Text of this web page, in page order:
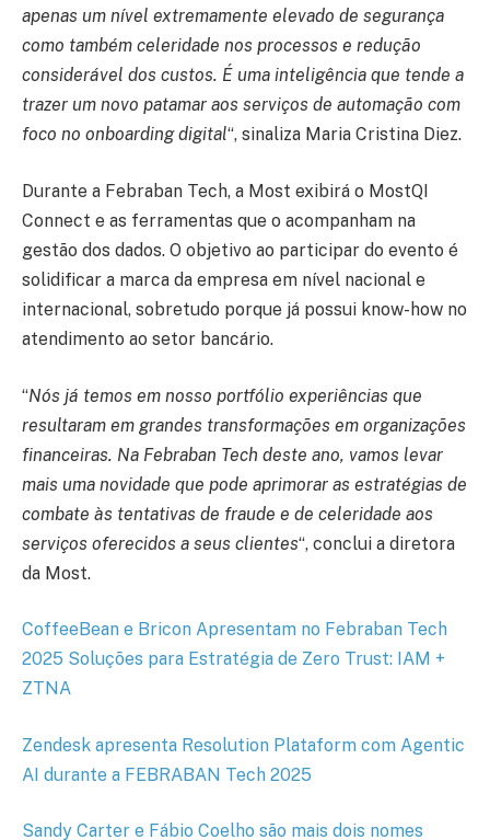
apenas um nível extremamente elevado de segurança
como também celeridade nos processos e redução
considerável dos custos. É uma inteligência que tende a
trazer um novo patamar aos serviços de automação com
foco no onboarding digital“, sinaliza Maria Cristina Diez.
Durante a Febraban Tech, a Most exibirá o MostQI
Connect e as ferramentas que o acompanham na
gestão dos dados. O objetivo ao participar do evento é
solidificar a marca da empresa em nível nacional e
internacional, sobretudo porque já possui know-how no
atendimento ao setor bancário.
“Nós já temos em nosso portfólio experiências que
resultaram em grandes transformações em organizações
financeiras. Na Febraban Tech deste ano, vamos levar
mais uma novidade que pode aprimorar as estratégias de
combate às tentativas de fraude e de celeridade aos
serviços oferecidos a seus clientes“, conclui a diretora
da Most.
CoffeeBean e Bricon Apresentam no Febraban Tech
2025 Soluções para Estratégia de Zero Trust: IAM +
ZTNA
Zendesk apresenta Resolution Plataform com Agentic
AI durante a FEBRABAN Tech 2025
Sandy Carter e Fábio Coelho são mais dois nomes